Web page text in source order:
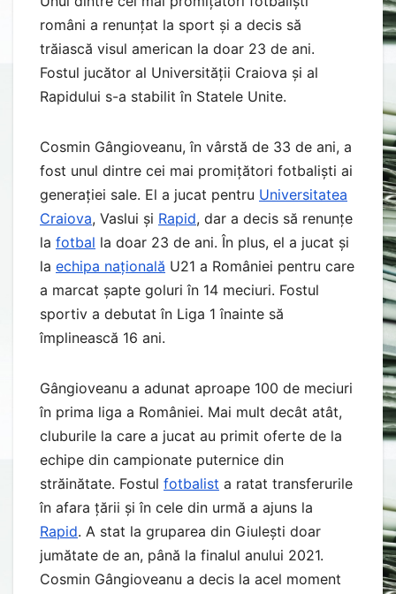
români a renunțat la sport și a decis să
trăiască visul american la doar 23 de ani.
Fostul jucător al Universității Craiova și al
Rapidului s-a stabilit în Statele Unite.
Cosmin Gângioveanu, în vârstă de 33 de ani, a
fost unul dintre cei mai promițători fotbaliști ai
generației sale. El a jucat pentru Universitatea
Craiova, Vaslui și Rapid, dar a decis să renunțe
la fotbal la doar 23 de ani. În plus, el a jucat și
la echipa națională U21 a României pentru care
a marcat șapte goluri în 14 meciuri. Fostul
sportiv a debutat în Liga 1 înainte să
împlinească 16 ani.
Gângioveanu a adunat aproape 100 de meciuri
în prima liga a României. Mai mult decât atât,
cluburile la care a jucat au primit oferte de la
echipe din campionate puternice din
străinătate. Fostul fotbalist a ratat transferurile
în afara țării și în cele din urmă a ajuns la
Rapid. A stat la gruparea din Giulești doar
jumătate de an, până la finalul anului 2021.
Cosmin Gângioveanu a decis la acel moment